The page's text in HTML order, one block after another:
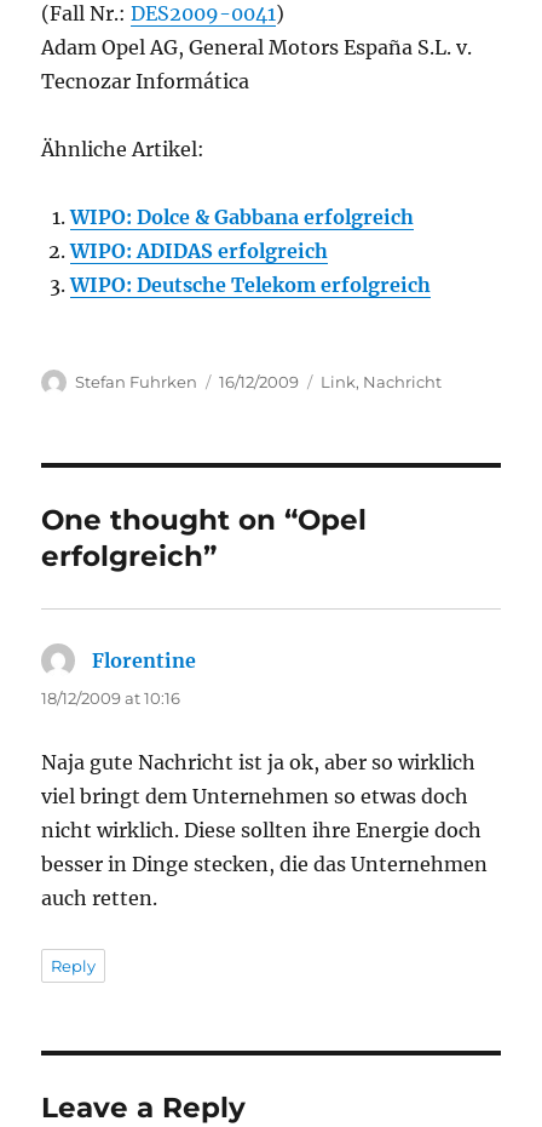
(Fall Nr.:DES2009-0041)
Adam Opel AG, General Motors España S.L. v.
Tecnozar Informática
Ähnliche Artikel:
WIPO: Dolce & Gabbana erfolgreich
WIPO: ADIDAS erfolgreich
WIPO: Deutsche Telekom erfolgreich
Author
Stefan Fuhrken
Posted
16/12/2009 Categories
Link, Nachricht
One thought on “Opel
erfolgreich”
Florentine
18/12/2009 at 10:16
Naja gute Nachricht ist ja ok, aber so wirklich
viel bringt dem Unternehmen so etwas doch
nicht wirklich. Diese sollten ihre Energie doch
besser in Dinge stecken, die das Unternehmen
auch retten.
Reply
Leave a Reply